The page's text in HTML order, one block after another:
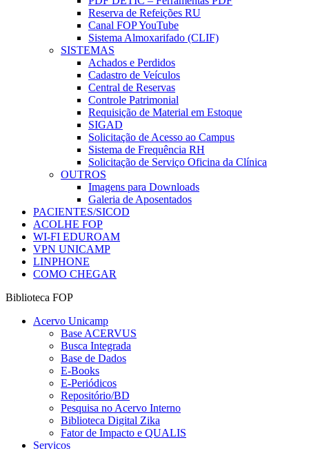
Reserva de Refeições RU
Canal FOP YouTube
Sistema Almoxarifado (CLIF)
SISTEMAS
Achados e Perdidos
Cadastro de Veículos
Central de Reservas
Controle Patrimonial
Requisição de Material em Estoque
SIGAD
Solicitação de Acesso ao Campus
Sistema de Frequência RH
Solicitação de Serviço Oficina da Clínica
OUTROS
Imagens para Downloads
Galeria de Aposentados
PACIENTES/SICOD
ACOLHE FOP
WI-FI EDUROAM
VPN UNICAMP
LINPHONE
COMO CHEGAR
Biblioteca FOP
Acervo Unicamp
Base ACERVUS
Busca Integrada
Base de Dados
E-Books
E-Periódicos
Repositório/BD
Pesquisa no Acervo Interno
Biblioteca Digital Zika
Fator de Impacto e QUALIS
Serviços